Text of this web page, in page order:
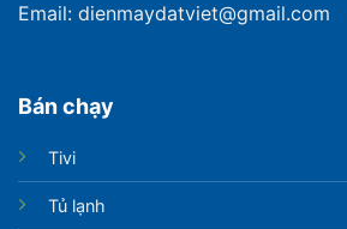
Email: dienmaydatviet@gmail.com
Bán chạy
Tivi
Tủ lạnh